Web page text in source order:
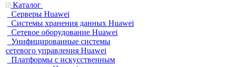
Каталог
Серверы Huawei
Системы хранения данных Huawei
Сетевое оборудование Huawei
Унифицированные системы
сетевого управления Huawei
Платформы с искусственным